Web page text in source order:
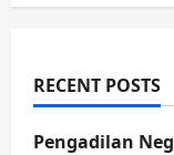
RECENT POSTS
Pengadilan